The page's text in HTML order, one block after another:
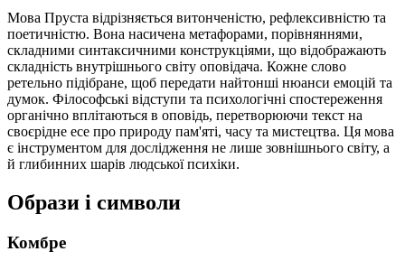
Мова Пруста відрізняється витонченістю, рефлексивністю та
поетичністю. Вона насичена метафорами, порівняннями,
складними синтаксичними конструкціями, що відображають
складність внутрішнього світу оповідача. Кожне слово
ретельно підібране, щоб передати найтонші нюанси емоцій та
думок. Філософські відступи та психологічні спостереження
органічно вплітаються в оповідь, перетворюючи текст на
своєрідне есе про природу пам'яті, часу та мистецтва. Ця мова
є інструментом для дослідження не лише зовнішнього світу, а
й глибинних шарів людської психіки.
Образи і символи
Комбре